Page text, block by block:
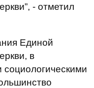
- отметил
Единой
в
социологическими